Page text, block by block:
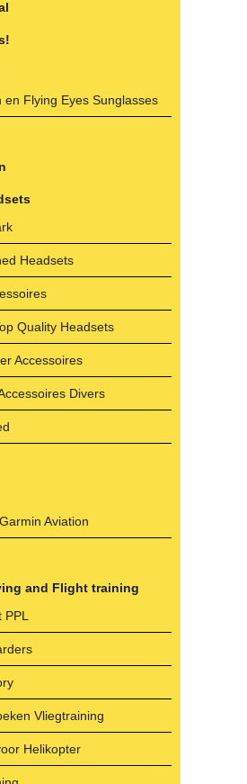
en Flying Eyes Sunglasses
Headsets
Quality Headsets
Accessoires
Divers
Aviation
and Flight training
Vliegtraining
Helikopter